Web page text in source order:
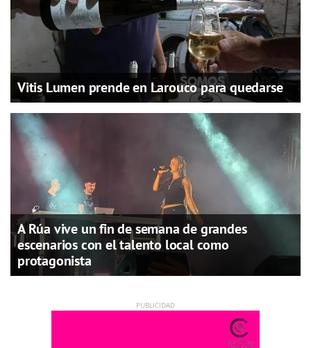
Vitis Lumen prende en Larouco para quedarse
A Rúa vive un fin de semana de grandes
escenarios con el talento local como
protagonista